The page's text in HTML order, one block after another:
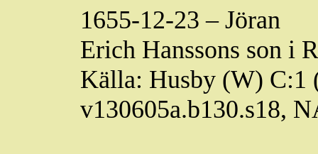
1655-12-23 – Jöran
Erich Hanssons son i
Källa: Husby (W) C:1
v130605a.b130.s18,